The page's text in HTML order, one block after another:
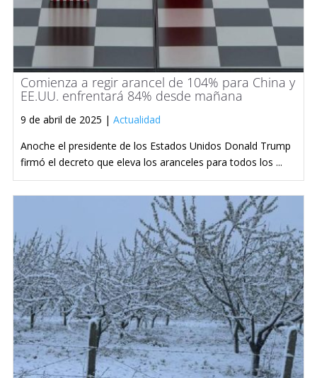
Comienza a regir arancel de 104% para China y
EE.UU. enfrentará 84% desde mañana
9 de abril de 2025 | Actualidad
Anoche el presidente de los Estados Unidos Donald Trump
firmó el decreto que eleva los aranceles para todos los ...